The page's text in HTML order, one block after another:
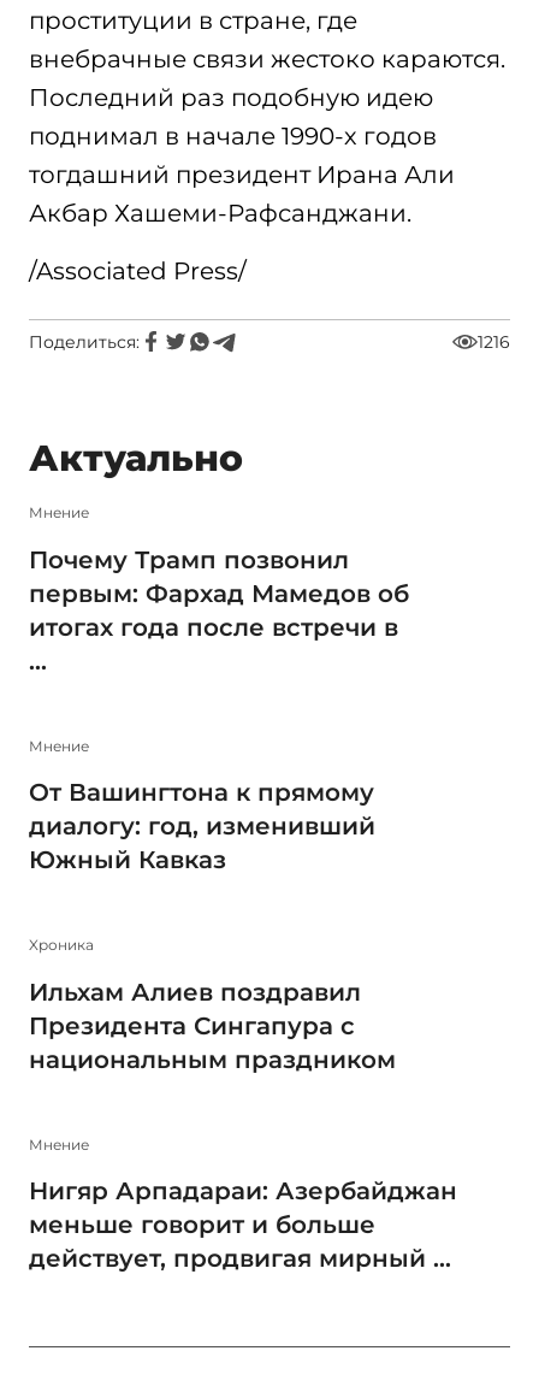
проституции в стране, где
внебрачные связи жестоко караются.
Последний раз подобную идею
поднимал в начале 1990-х годов
тогдашний президент Ирана Али
Акбар Хашеми-Рафсанджани.
/Associated Press/
Поделиться: 1216
Актуально
Мнение
Почему Трамп позвонил
первым: Фархад Мамедов об
итогах года после встречи в
...
Мнение
От Вашингтона к прямому
диалогу: год, изменивший
Южный Кавказ
Xроника
Ильхам Алиев поздравил
Президента Сингапура с
национальным праздником
Мнение
Нигяр Арпадараи: Азербайджан
меньше говорит и больше
действует, продвигая мирный ...